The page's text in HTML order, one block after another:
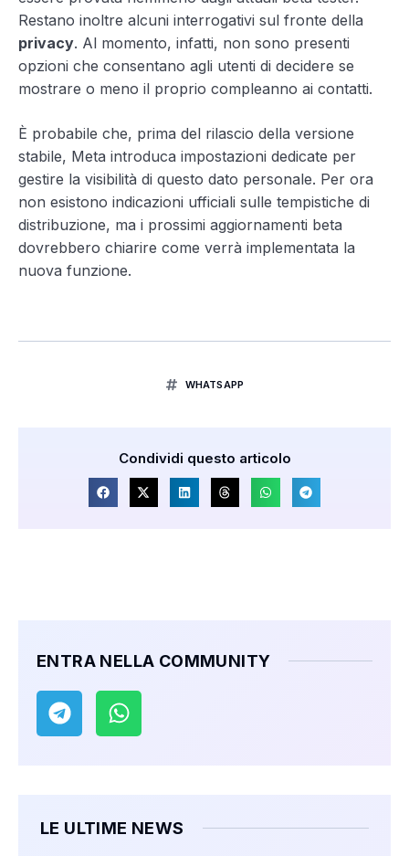
Restano inoltre alcuni interrogativi sul fronte della
privacy. Al momento, infatti, non sono presenti
opzioni che consentano agli utenti di decidere se
mostrare o meno il proprio compleanno ai contatti.
È probabile che, prima del rilascio della versione
stabile, Meta introduca impostazioni dedicate per
gestire la visibilità di questo dato personale. Per ora
non esistono indicazioni ufficiali sulle tempistiche di
distribuzione, ma i prossimi aggiornamenti beta
dovrebbero chiarire come verrà implementata la
nuova funzione.
WHATSAPP
Condividi questo articolo
ENTRA NELLA COMMUNITY
LE ULTIME NEWS